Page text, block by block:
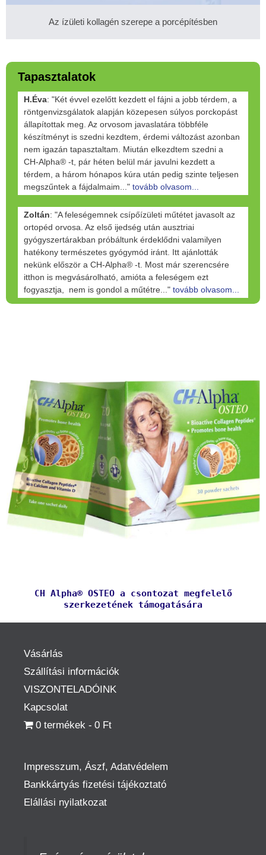
Az ízületi kollagén szerepe a porcépítésben
Tapasztalatok
H.Éva: "Két évvel ezelőtt kezdett el fájni a jobb térdem, a
röntgenvizsgálatok alapján közepesen súlyos porckopást
állapítottak meg. Az orvosom javaslatára többféle
készítményt is szedni kezdtem, érdemi változást azonban
nem igazán tapasztaltam. Miután elkezdtem szedni a
CH-Alpha® -t, pár héten belül már javulni kezdett a
térdem, a három hónapos kúra után pedig szinte teljesen
megszűntek a fájdalmaim..." tovább olvasom...
Zoltán: "A feleségemnek csípőízületi műtétet javasolt az
ortopéd orvosa. Az első ijedség után ausztriai
gyógyszertárakban próbáltunk érdeklődni valamilyen
hatékony természetes gyógymód iránt. Itt ajánlották
nekünk először a CH-Alpha® -t. Most már szerencsére
itthon is megvásárolható, amióta a feleségem ezt
fogyasztja, nem is gondol a műtétre..." tovább olvasom...
CH Alpha® OSTEO a csontozat megfelelő
szerkezetének támogatására
Vásárlás
Szállítási információk
VISZONTELADÓINK
Kapcsolat
0 termékek
0 Ft
Impresszum, Ászf, Adatvédelem
Bankkártyás fizetési tájékoztató
Elállási nyilatkozat